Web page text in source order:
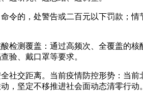
令的，处警告或二百元以下罚款；
检测覆盖：通过高频次、全覆盖的
验、戴口罩等要求。
社交距离。当前疫情防控形势：当
，坚定不移推进社会面动态清零行动。